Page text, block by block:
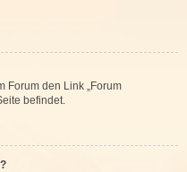
Forum den Link „Forum
befindet.